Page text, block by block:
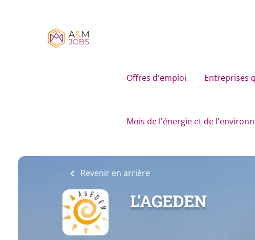
Offres d'emploi Entreprises
Mois de l'énergie et de
Revenir en arrière
L'AGEDEN